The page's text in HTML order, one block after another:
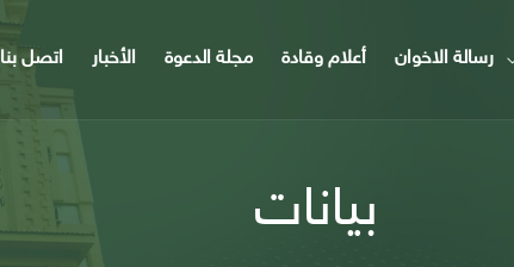
رسالة الاخوان أعلام وقادة مجلة الدعوة الأخبار اتصل بنا
بيانات